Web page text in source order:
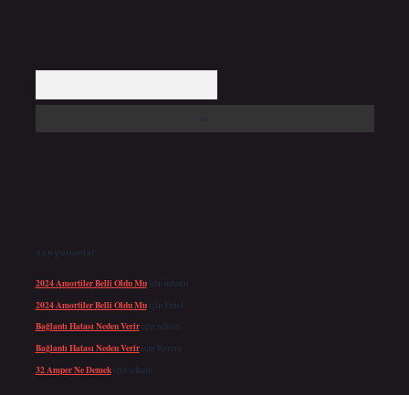
Son yorumlar
2024 Amortiler Belli Oldu Muiçin admin
2024 Amortiler Belli Oldu Muiçin Emel
Bağlantı Hatası Neden Veririçin admin
Bağlantı Hatası Neden Veririçin Kerem
32 Amper Ne Demekiçin admin